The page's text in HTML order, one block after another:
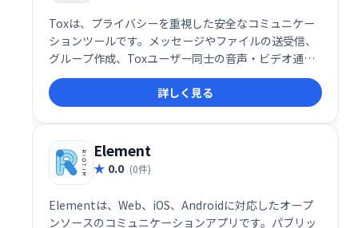
Toxは、プライバシーを重視した安全なコミュニケー
ションツールです。メッセージやファイルの送受信、
グループ作成、Toxユーザー同士の音声・ビデオ通話
などが可能です。個人情報の保護を最優先し、安全に
コミュニケーションを取ることができます。
詳しく見る
Element
0.0 (0件)
Elementは、Web、iOS、Androidに対応したオープ
ンソースのコミュニケーションアプリです。パブリッ